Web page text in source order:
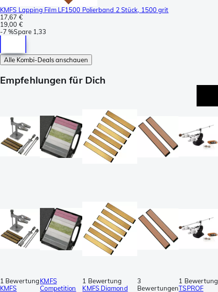
KMFS Lapping Film LF1500 Polierband 2 Stück, 1500 grit
17,67 €
19,00 €
-7 %Spare 1,33
Alle Kombi-Deals anschauen
Empfehlungen für Dich
1 Bewertung
KMFS
KMFS
Competition
1 Bewertung
KMFS Diamond
3
Bewertungen
1 Bewertung
TSPROF